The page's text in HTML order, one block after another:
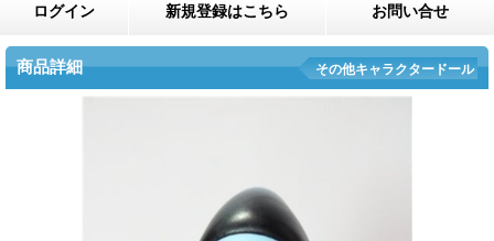
ログイン 新規登録はこちら お問い合せ
商品詳細 その他キャラクタードール